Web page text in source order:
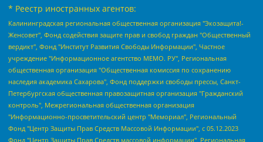
* Реестр иностранных агентов:
Калининградская региональная общественная организация "Экозащита!-Женсовет", Фонд содействия защите прав и свобод граждан "Общественный вердикт", Фонд "Институт Развития Свободы Информации", Частное учреждение "Информационное агентство МЕМО. РУ", Региональная общественная организация "Общественная комиссия по сохранению наследия академика Сахарова", Фонд поддержки свободы прессы, Санкт-Петербургская общественная правозащитная организация "Гражданский контроль", Межрегиональная общественная организация "Информационно-просветительский центр "Мемориал", Региональный Фонд "Центр Защиты Прав Средств Массовой Информации", с 05.12.2023 Фонд "Центр Защиты Прав Средств массовой информации", Региональная общественная благотворительная организация помощи беженцам и мигрантам "Гражданское содействие", Негосударственное образовательное учреждение дополнительного профессионального образования (повышение квалификации) специалистов "АКАДЕМИЯ ПО ПРАВАМ ЧЕЛОВЕКА", Свердловская региональная общественная организация "Сутяжник", Автономная некоммерческая организация "Центр независимых социологических исследований", Союз общественных объединений "Российский исследовательский центр по правам человека", Региональное общественное учреждение научно-информационный центр "МЕМОРИАЛ", Некоммерческая организация "Фонд защиты гласности", Автономная некоммерческая организация "Институт прав человека", Городская общественная организация "Екатеринбургское общество "МЕМОРИАЛ", Городская общественная организация "Рязанское историко-просветительское и правозащитное общество "Мемориал" (Рязанский Мемориал), Челябинский региональный орган общественной самодеятельности – женское общественное объединение "Женщины Евразии", Челябинский региональный орган общественной самодеятельности "Уральская правозащитная группа", Фонд содействия защите здоровья и социальной справедливости имени Андрея Рылькова, Автономная Некоммерческая Организация "Аналитический Центр Юрия Левады", Автономная некоммерческая организация социальной поддержки населения "Проект Апрель", Региональная общественная организация помощи женщинам и детям, находящимся в кризисной ситуации "Информационно-методический центр "Анна", Фонд содействия развитию массовых коммуникаций и правовому просвещению "Так-так-Так", Фонд содействия устойчивому развитию "Серебряная тайга", Свердловский региональный общественный фонд социальных проектов "Новое время", "Idel.Реалии", Кавказ.Реалии, Крым.Реалии, Телеканал Настоящее Время, Татаро-башкирская служба Радио Свобода (Azatliq Radiosi), Радио Свободная Европа/Радио Свобода (PCE/PC), "Сибирь.Реалии", "Фактограф", Благотворительный фонд помощи осужденным и их семьям, Автономная некоммерческая организация "Институт глобализации и социальных движений", Фонд "В защиту прав заключенных", Частное учреждение "Центр поддержки и содействия развитию средств массовой информации", Пензенский региональный общественный благотворительный фонд "Гражданский союз", "Север.Реалии", Некоммерческая организация Фонд "Правовая инициатива", Общество с ограниченной ответственностью "Радио Свободная Европа/Радио Свобода", Чешское информационное агентство "MEDIUM-ORIENT", Красноярская региональная общественная организация "Мы против СПИДа", Камалягин Денис Николаевич, Маркелов Сергей Евгеньевич, Пономарев Лев Александрович, Савицкая Людмила Алексеевна, Автономная некоммерческая организация "Центр по работе с проблемой насилия "НАСИЛИЮ.НЕТ", Межрегиональный профессиональный союз работников здравоохранения "Альянс врачей", Юридическое лицо, зарегистрированное в Латвийской Республике, SIA "Medusa Project" (регистрационный номер 40103797863, дата регистрации 10.06.2014), Некоммерческая организация "Фонд по борьбе с коррупцией", Автономная некоммерческая организация "Институт права и публичной политики", Баданин Роман Сергеевич, Гликин Максим Александрович, Железнова Мария Михайловна, Лукьянова Юлия Сергеевна, Маетная Елизавета Витальевна, Маняхин Петр Борисович, Чуракова Ольга Владимировна, Ярош Юлия Петровна, Юридическое лицо "The Insider SIA", зарегистрированное в Риге, Латвийская Республика (дата регистрации 26.06.2015), являющееся администратором доменного имени интернет-издания "The Insider SIA", https://theins.ru, Постернак Алексей Евгеньевич, Рубин Михаил Аркадьевич, Анин Роман Александрович, Юридическое лицо Istories fonds, зарегистрированное в Латвийской Республике (регистрационный номер 50008295751, дата регистрации 24.02.2020), Великовский Дмитрий Александрович, Долинина Ирина Николаевна, Мароховская Алеся Алексеевна, Шлейнов Роман Юрьевич, Шмагун Олеся Валентиновна, Общество с ограниченной ответственностью "Альтаир 2021", Общество с ограниченной ответственностью "Вега 2021", Общество с ограниченной ответственностью "Главный редактор 2021", Общество с ограниченной ответственностью "Ромашки монолит", Важенков Артем Валерьевич, Ивановская областная общественная организация "Центр гендерных исследований", Гурман Юрий Альбертович, Медиапроект "ОВД-Инфо", Егоров Владимир Владимирович, Жилинский Владимир Александрович, Общество с ограниченной ответственностью "ЗП", Иванова София Юрьевна, Карезина Инна Павловна, Кильтау Екатерина Викторовна, Петров Алексей Викторович, Пискунов Сергей Евгеньевич, Смирнов Сергей Сергеевич, Тихонов Михаил Сергеевич, Общество с ограниченной ответственностью "ЖУРНАЛИСТ-ИНОСТРАННЫЙ АГЕНТ", Арапова Галина Юрьевна, Вольтская Татьяна Анатольевна, Американская компания "Mason G.E.S. Anonymous Foundation" (США), являющаяся владельцем интернет-издания https://mnews.world/, Компания "Stichting Bellingcat", зарегистрированная в Нидерландах (дата регистрации 11.07.2018), Захаров Андрей Вячеславович, Клепиковская Екатерина Дмитриевна, Общество с ограниченной ответственностью "МЕМО", Перл Роман Александрович, Симонов Евгений Алексеевич, Соловьева Елена Анатольевна, Сотников Даниил Владимирович, Сурначева Елизавета Дмитриевна, Автономная некоммерческая организация по защите прав человека и информированию населения "Якутия – Наше Мнение", Общество с ограниченной ответственностью "Москоу диджитал медиа", с 26.01.2023 Общество с ограниченной ответственностью "Чайка Белые сады", Ветошкина Валерия Валерьевна, Заговора Максим Александрович, Межрегиональное общественное движение "Российская ЛГБТ - сеть", Оленичев Максим Владимирович, Павлов Иван Юрьевич, Скворцова Елена Сергеевна, Общество с ограниченной ответственностью "Как бы инагент", Кочетков Игорь Викторович, Общество с ограниченной ответственностью "Честные выборы", Еланчик Олег Александрович, Общество с ограниченной ответственностью "Нобелевский призыв", Гималова Регина Эмилевна, Григорьев Андрей Валерьевич, Григорьева Алина Александровна, Ассоциация по содействию защите прав призывников, альтернативнослужащих и военнослужащих "Правозащитная группа "Гражданин.Армия.Право", Хисамова Регина Фаритовна, Автономная некоммерческая организация по реализации социально-правовых программ "Лилит", Дальневосточное общественное движение "Маяк", Санкт-Петербургская ЛГБТ-инициативная группа "Выход", Инициативная группа ЛГБТ+ "Реверс", Алексеев Андрей Викторович, Бекбулатова Таисия Львовна, Беляев Иван Михайлович, Владыкина Елена Сергеевна, Гельман Марат Александрович, Никульшина Вероника Юрьевна, Толоконникова Надежда Андреевна, Шендерович Виктор Анатольевич, Общество с ограниченной ответственностью "Данное сообщение", Общество с ограниченной ответственностью Издательский дом "Новая глава", Айнбиндер Александра Александровна, Московский комьюнити-центр для ЛГБТ+инициатив, Благотворительный фонд развития филантропии, Deutsche Welle (Германия, Kurt-Schumacher-Strasse 3, 53113 Bonn), Борзунова Мария Михайловна, Воробьев Виктор Викторович, Голубева Анна Львовна, Константинова Алла Михайловна, Малкова Ирина Владимировна, Мурадов Мурад Абдулгалимович, Осетинская Елизавета Николаевна, Понасенков Евгений Николаевич, Ганапольский Матвей Юрьевич, Киселев Евгений Алексеевич, Борухович Ирина Григорьевна, Дремин Иван Тимофеевич, Дубровский Дмитрий Викторович, Красноярская региональная общественная организация поддержки и развития альтернативных образовательных технологий и межкультурных коммуникаций "ИНТЕРРА", Маяковская Екатерина Алексеевна, Фейгин Марк Захарович, Филимонов Андрей Викторович, Дзугкоева Регина Николаевна, Доброхотов Роман Александрович, Дудь Юрий Александрович, Елкин Сергей Владимирович, Кругликов Кирилл Игоревич, Сабунаева Мария Леонидовна, Семенов Алексей Владимирович, Шаинян Карен Багратович, Шульман Екатерина Михайловна, Асафьев Артур Валерьевич, Вахштайн Виктор Семенович, Венедиктов Алексей Алексеевич, Лушникова Екатерина Евгеньевна, Волков Леонид Михайлович, Невзоров Александр Глебович, Пархоменко Сергей Борисович, Сироткин Ярослав Николаевич, Кара-Мурза Владимир Владимирович, Баранова Наталья Владимировна, Гозман Леонид Яковлевич, Кагарлицкий Борис Юльевич, Климарев Михаил Валерьевич, Милов Владимир Станиславович, Автономная некоммерческая организация Краснодарский центр современного искусства "Типография", Моргенштерн Алишер Тагирович, Соболь Любовь Эдуардовна, Общество с ограниченной ответственностью "ЛИЗА НОРМ", Каспаров Гарри Кимович, Ходорковский Михаил Борисович, Общество с ограниченной ответственностью "Апрельские тезисы", Данилович Ирина Брониславовна, Кашин Олег Владимирович, Петров Николай Владимирович, Пивоваров Алексей Владимирович, Соколов Михаил Владимирович, Цветкова Юлия Владимировна, Чичваркин Евгений Александрович, Комитет против пыток/Команда против пыток, Общество с ограниченной ответственностью "Первый научный", Общество с ограниченной ответственностью "Вертолет и ко", Белоцерковская Вероника Борисовна, Кац Максим Евгеньевич, Лазарева Татьяна Юрьевна, Шаведдинов Руслан Табризович, Яшин Илья Валерьевич, Общество с ограниченной ответственностью "Иноагент ААВ", Алешковский Дмитрий Петрович, Альбац Евгения Марковна, Быков Дмитрий Львович, Галямина Юлия Евгеньевна, Лойко Сергей Леонидович, Мартынов Кирилл Константинович, Медведев Сергей Александрович, Крашенинников Федор Геннадиевич, Гордеева Катерина Вл